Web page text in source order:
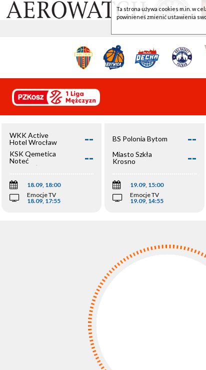
WKK Active
Hotel Wrocław
--
KSK Qemetica
Noteć
Inowrocław
--
18.09, 18:00
Emocje TV
18.09, 17:55
BS Polonia Bytom --
Miasto Szkła
Krosno
--
19.09, 15:00
Emocje TV
19.09, 14:55
Ta strona używa cookies m.in. w
powinieneś zmienić ustawienia